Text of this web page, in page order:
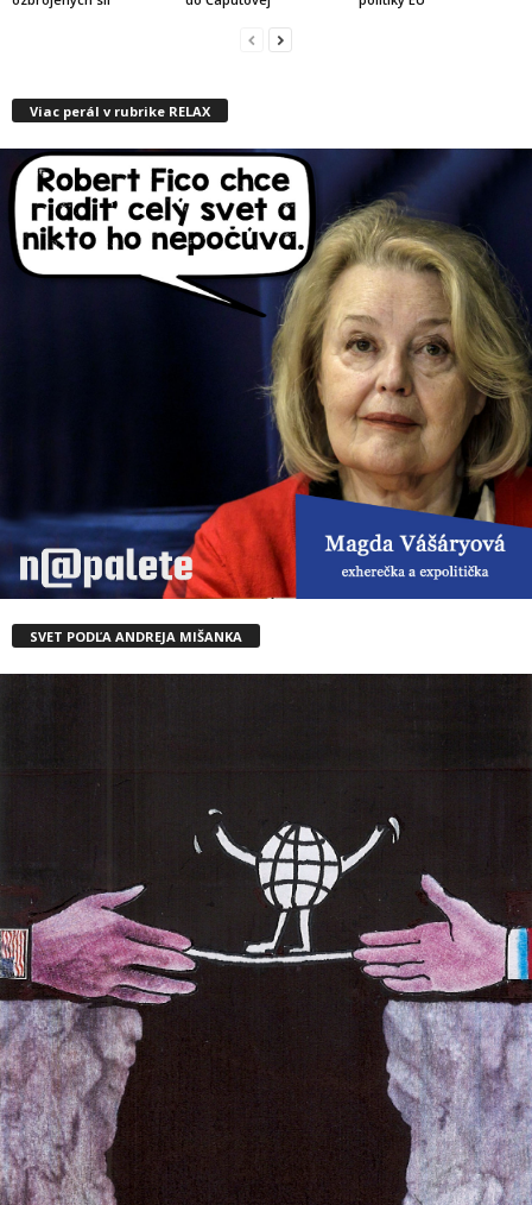
Viac perál v rubrike RELAX
SVET PODĽA ANDREJA MIŠANKA